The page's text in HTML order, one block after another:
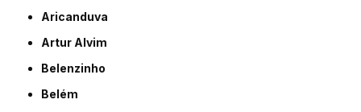
Aricanduva
Artur Alvim
Belenzinho
Belém